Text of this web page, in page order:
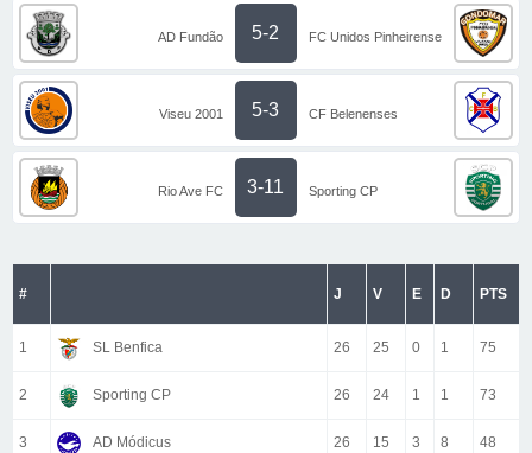
AD Fundão 5-2 FC Unidos Pinheirense
Viseu 2001 5-3 CF Belenenses
Rio Ave FC 3-11 Sporting CP
# J V E D PTS
1 SL Benfica 26 25 0 1 75
2 Sporting CP 26 24 1 1 73
3 AD Módicus 26 15 3 8 48